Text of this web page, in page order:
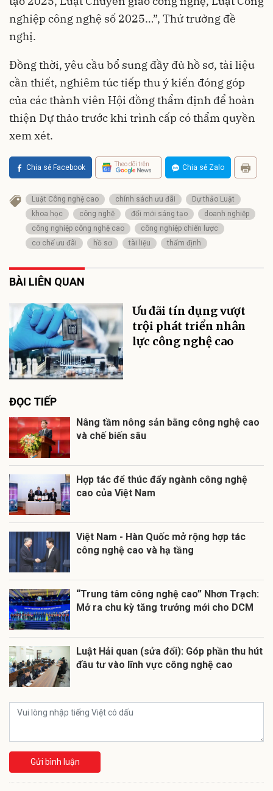
nghiệp công nghệ số 2025…”, Thứ trưởng đề
nghị.
Đồng thời, yêu cầu bổ sung đầy đủ hồ sơ, tài liệu
cần thiết, nghiêm túc tiếp thu ý kiến đóng góp
của các thành viên Hội đồng thẩm định để hoàn
thiện Dự thảo trước khi trình cấp có thẩm quyền
xem xét.
Chia sẻ Facebook Theo dõi trên Chia sẻ Zalo
Luật Công nghệ cao chính sách ưu đãi
Dự thảo Luật
khoa học
công nghệ đổi mới sáng tạo
doanh nghiệp
công nghiệp công nghệ cao
công nghiệp chiến lược
cơ chế ưu đãi
hồ sơ tài liệu thẩm định
BÀI LIÊN QUAN
Ưu đãi tín dụng vượt
trội phát triển nhân
lực công nghệ cao
ĐỌC TIẾP
Nâng tầm nông sản bằng công nghệ cao
và chế biến sâu
Hợp tác để thúc đẩy ngành công nghệ
cao của Việt Nam
Việt Nam - Hàn Quốc mở rộng hợp tác
công nghệ cao và hạ tầng
“Trung tâm công nghệ cao” Nhơn Trạch:
Mở ra chu kỳ tăng trưởng mới cho DCM
Luật Hải quan (sửa đổi): Góp phần thu hút
đầu tư vào lĩnh vực công nghệ cao
Gửi bình luận